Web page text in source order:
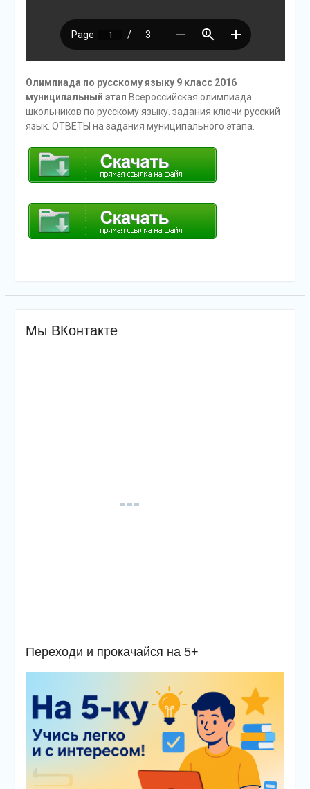
Олимпиада по русскому языку 9 класс 2016
муниципальный этап Всероссийская олимпиада
школьников по русскому языку. задания ключи русский
язык. ОТВЕТЫ на задания муниципального этапа.
Мы ВКонтакте
Переходи и прокачайся на 5+